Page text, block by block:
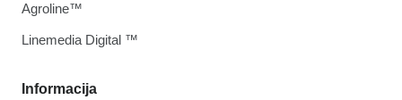
Informacija
Agroline™
Linemedia Digital ™